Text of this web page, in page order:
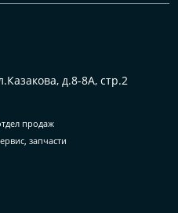
д.8-8А, стр.2
продаж
запчасти